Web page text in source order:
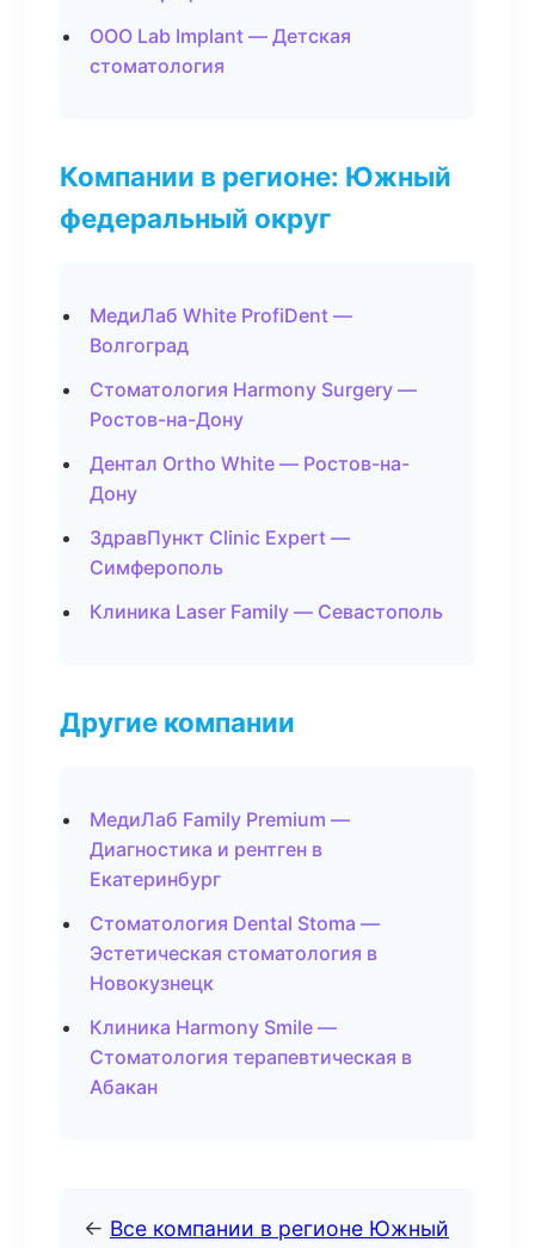
ООО Lab Implant — Детская
стоматология
Компании в регионе: Южный
федеральный округ
МедиЛаб White ProfiDent —
Волгоград
Стоматология Harmony Surgery —
Ростов-на-Дону
Дентал Ortho White — Ростов-на-
Дону
ЗдравПункт Clinic Expert —
Симферополь
Клиника Laser Family — Севастополь
Другие компании
МедиЛаб Family Premium —
Диагностика и рентген в
Екатеринбург
Стоматология Dental Stoma —
Эстетическая стоматология в
Новокузнецк
Клиника Harmony Smile —
Стоматология терапевтическая в
Абакан
← Все компании в регионе Южный